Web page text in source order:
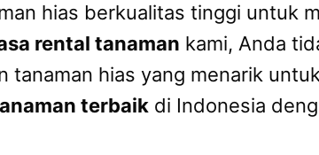
hias berkualitas tinggi untuk
rental tanaman kami, Anda
tanaman hias yang menarik
terbaik di Indonesia